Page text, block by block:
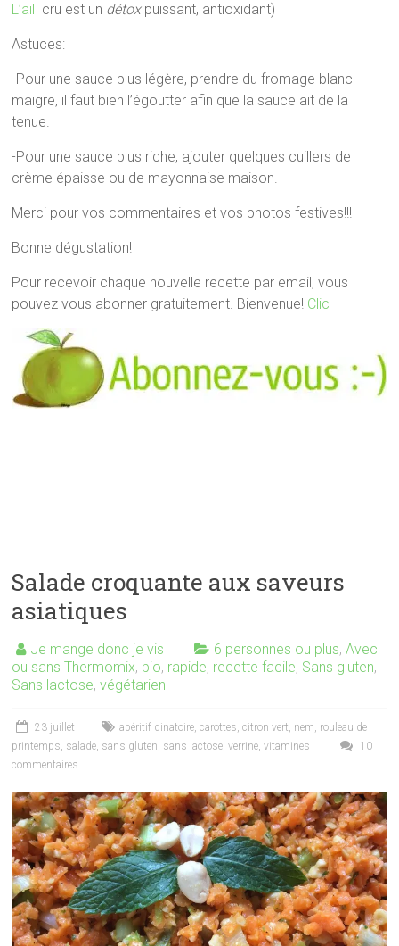
L’ail cru est un détoxpuissant, antioxidant)
Astuces:
-Pour une sauce plus légère, prendre du fromage blanc
maigre, il faut bien l’égoutter afin que la sauce ait de la
tenue.
-Pour une sauce plus riche, ajouter quelques cuillers de
crème épaisse ou de mayonnaise maison.
Merci pour vos commentaires et vos photos festives!!!
Bonne dégustation!
Pour recevoir chaque nouvelle recette par email, vous
pouvez vous abonner gratuitement. Bienvenue! Clic
Salade croquante aux saveurs
asiatiques
Je mange donc je vis 6 personnes ou plus,Avec
ou sans Thermomix, bio, rapide, recette facile, Sans gluten,
Sans lactose,végétarien
23 juillet apéritif dinatoire,carottes,citron vert, nem, rouleau de
printemps, salade, sans gluten, sans lactose,verrine,vitamines
10
commentaires